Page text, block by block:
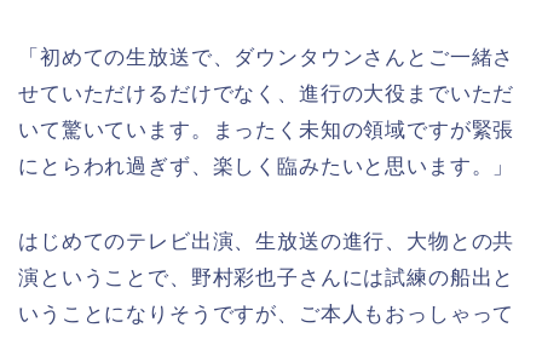
「初めての生放送で、ダウンタウンさんとご一緒さ
せていただけるだけでなく、進行の大役までいただ
いて驚いています。まったく未知の領域ですが緊張
にとらわれ過ぎず、楽しく臨みたいと思います。」
はじめてのテレビ出演、生放送の進行、大物との共
演ということで、野村彩也子さんには試練の船出と
いうことになりそうですが、ご本人もおっしゃって